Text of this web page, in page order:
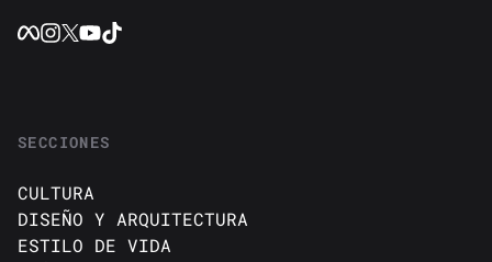
SECCIONES
CULTURA
DISEÑO Y ARQUITECTURA
ESTILO DE VIDA